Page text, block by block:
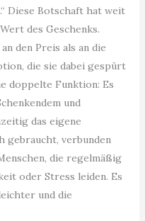
Diese Botschaft hat weit
des Geschenks.
den Preis als an die
die sie dabei gespürt
doppelte Funktion: Es
und
das eigene
gebraucht, verbunden
die regelmäßig
oder Stress leiden. Es
und die